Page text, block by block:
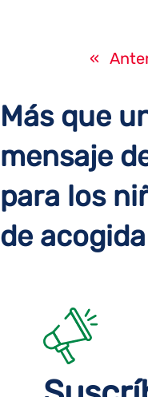
«
Más que
mensaje
para los
de